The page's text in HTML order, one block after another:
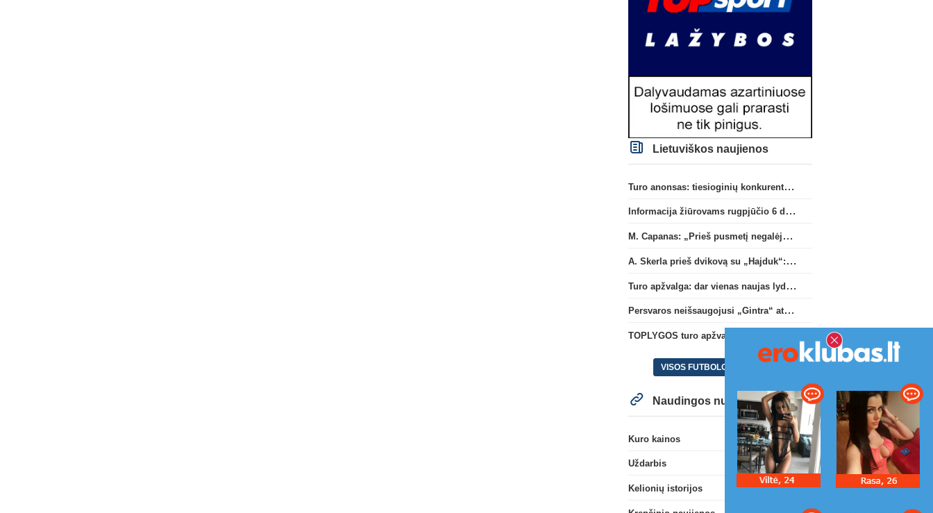
Lietuviškos naujienos
Turo anonsas: tiesioginių konkurentų dvikova Gargžduose
Informacija žiūrovams rugpjūčio 6 d. UEFA rungtynėms
M. Capanas: „Prieš pusmetį negalėjau net įsivaizduoti, kad žaisime prieš „Hajduk“
A. Skerla prieš dvikovą su „Hajduk“: „Tai kito kalibro komanda“
Turo apžvalga: dar vienas naujas lyderis
Persvaros neišsaugojusi „Gintra“ atrankos pusfinalyje nusileido Škotijos čempionėms
VISOS FUTBOLO NAUJIENOS
Naudingos nuorodos
Kuro kainos
Uždarbis
Kelionių istorijos